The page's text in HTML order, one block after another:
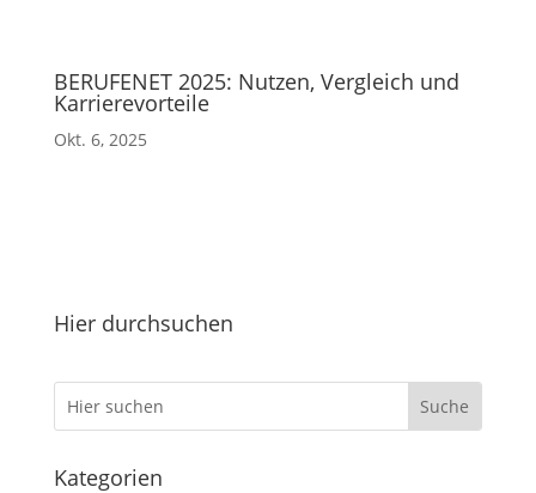
BERUFENET 2025: Nutzen, Vergleich und
Karrierevorteile
Okt. 6, 2025
Hier durchsuchen
Kategorien